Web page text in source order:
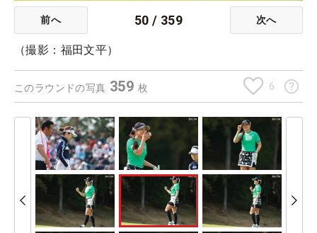
前へ 50 / 359 次へ
（撮影：福田文平）
このラウンドの写真 359 枚 6